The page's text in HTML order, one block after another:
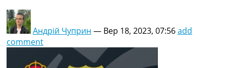
Андрій Чуприн — Вер 18, 2023, 07:56add
comment